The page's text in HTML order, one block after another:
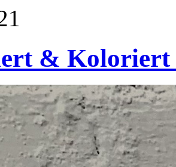
& Koloriert